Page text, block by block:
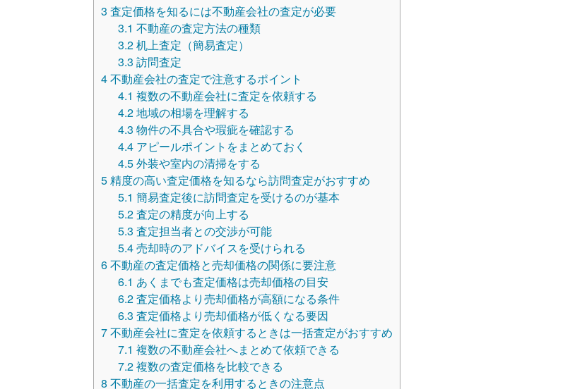
3 査定価格を知るには不動産会社の査定が必要
3.1 不動産の査定方法の種類
3.2机上査定（簡易査定）
3.3 訪問査定
4不動産会社の査定で注意するポイント
4.1 複数の不動産会社に査定を依頼する
4.2地域の相場を理解する
4.3 物件の不具合や瑕疵を確認する
4.4 アピールポイントをまとめておく
4.5外装や室内の清掃をする
5精度の高い査定価格を知るなら訪問査定がおすすめ
5.1 簡易査定後に訪問査定を受けるのが基本
5.2査定の精度が向上する
5.3 査定担当者との交渉が可能
5.4売却時のアドバイスを受けられる
6不動産の査定価格と売却価格の関係に要注意
6.1 あくまでも査定価格は売却価格の目安
6.2査定価格より売却価格が高額になる条件
6.3 査定価格より売却価格が低くなる要因
7不動産会社に査定を依頼するときは一括査定がおすすめ
7.1 複数の不動産会社へまとめて依頼できる
7.2複数の査定価格を比較できる
8 不動産の一括査定を利用するときの注意点